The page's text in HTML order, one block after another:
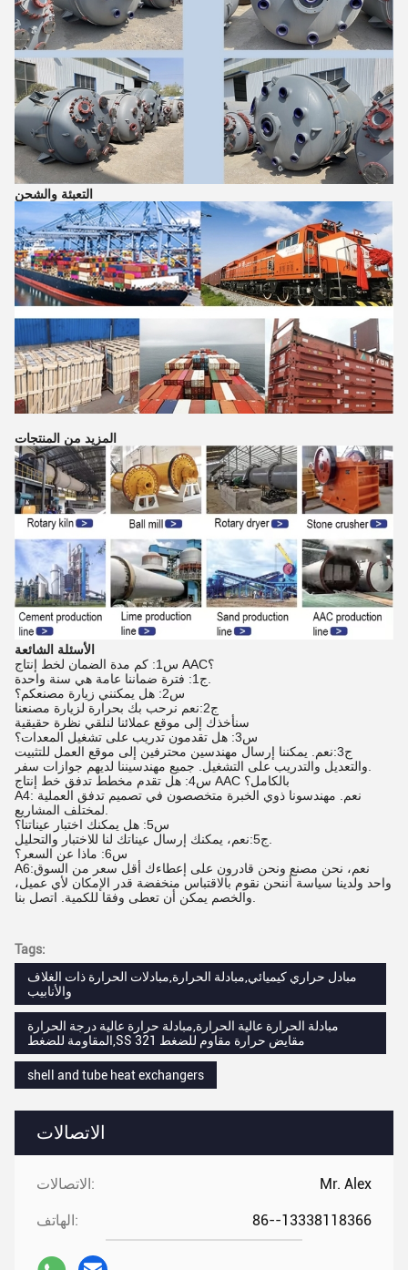
الاتصالات
الاتصالات: Mr. Alex
الهاتف: 86--13338118366
التعبئة والشحن
المزيد من المنتجات
الأسئلة الشائعة
س1: كم مدة الضمان لخط إنتاج AAC؟
ج1: فترة ضماننا عامة هي سنة واحدة.
س2: هل يمكنني زيارة مصنعكم؟
ج2:نعم نرحب بك بحرارة لزيارة مصنعنا
سنأخذك إلى موقع عملائنا لنلقي نظرة حقيقية
س3: هل تقدمون تدريب على تشغيل المعدات؟
ج3:نعم. يمكننا إرسال مهندسين محترفين إلى موقع العمل للتثبيت
والتعديل والتدريب على التشغيل. جميع مهندسيننا لديهم جوازات سفر.
س4: هل تقدم مخطط تدفق خط إنتاج AAC بالكامل؟
A4: نعم. مهندسونا ذوي الخبرة متخصصون في تصميم تدفق العملية
لمختلف المشاريع.
س5: هل يمكنك اختبار عيناتنا؟
ج5:نعم، يمكنك إرسال عيناتك لنا للاختبار والتحليل.
س6: ماذا عن السعر؟
A6:نعم، نحن مصنع ونحن قادرون على إعطاءك أقل سعر من السوق
واحد ولدينا سياسة أننحن نقوم بالاقتباس منخفضة قدر الإمكان لأي عميل،
والخصم يمكن أن تعطى وفقا للكمية. اتصل بنا.
Tags:
مبادل حراري كيميائي,مبادلة الحرارة,مبادلات الحرارة ذات الغلاف
والأنابيب
مبادلة الحرارة عالية الحرارة,مبادلة حرارة عالية درجة الحرارة
المقاومة للضغط,SS 321 مقايض حرارة مقاوم للضغط
shell and tube heat exchangers